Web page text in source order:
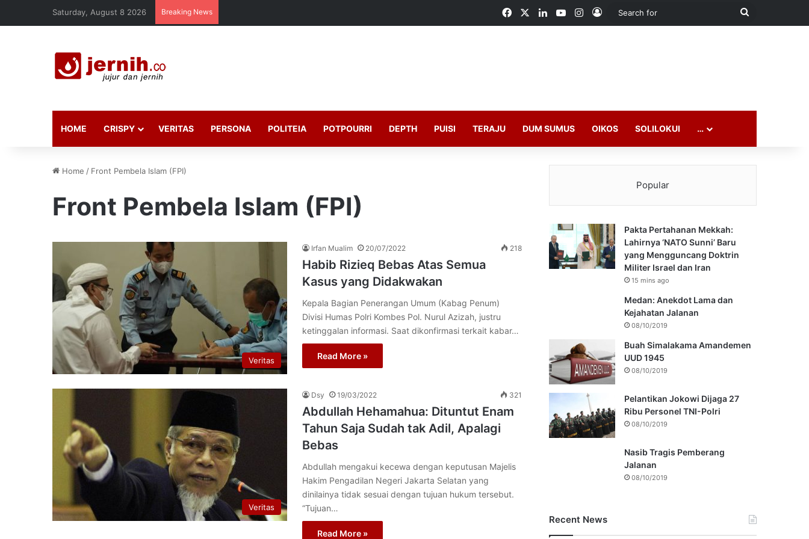
Saturday, August 8 2026 Breaking News FacebookLinkedInYouTubeInstagram
Log In
Search
HOME CRISPY VERITAS PERSONA POLITEIA POTPOURRI DEPTH PUISI TERAJU DUM SUMUS OIKOS SOLILOKUI …
Home / Front Pembela Islam (FPI)
Front Pembela Islam (FPI)
Veritas
Irfan Mualim 20/07/2022 218
Habib Rizieq Bebas Atas Semua
Kasus yang Didakwakan
Kepala Bagian Penerangan Umum (Kabag Penum)
Divisi Humas Polri Kombes Pol. Nurul Azizah, justru
ketinggalan informasi. Saat dikonfirmasi terkait kabar…
Read More »
Veritas
Dsy 19/03/2022 321
Abdullah Hehamahua: Dituntut Enam
Tahun Saja Sudah tak Adil, Apalagi
Bebas
Abdullah mengakui kecewa dengan keputusan Majelis
Hakim Pengadilan Negeri Jakarta Selatan yang
dinilainya tidak sesuai dengan tujuan hukum tersebut.
“Tujuan…
Read More »
Popular
Pakta Pertahanan Mekkah:
Lahirnya ‘NATO Sunni’ Baru
yang Mengguncang Doktrin
Militer Israel dan Iran
15 mins ago
Medan: Anekdot Lama dan
Kejahatan Jalanan
08/10/2019
Buah Simalakama Amandemen
UUD 1945
08/10/2019
Pelantikan Jokowi Dijaga 27
Ribu Personel TNI-Polri
08/10/2019
Nasib Tragis Pemberang
Jalanan
08/10/2019
Recent News